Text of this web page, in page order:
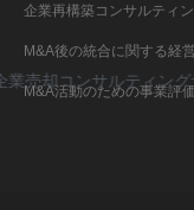
企業再構築コンサルティ
M&A後の統合に関する経
M&A活動のための事業評
コンサルティングサー